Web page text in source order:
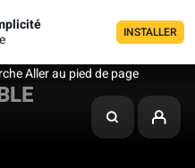
INSTALLER
Aller au pied de page